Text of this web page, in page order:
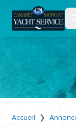
Accueil